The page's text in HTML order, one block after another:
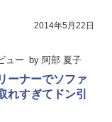
2014年5月22日
ュー by 阿部 夏子
ーナーでソファ
れすぎてドン引